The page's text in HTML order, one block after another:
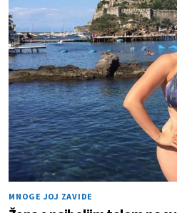
MNOGE JOJ ZAVIDE